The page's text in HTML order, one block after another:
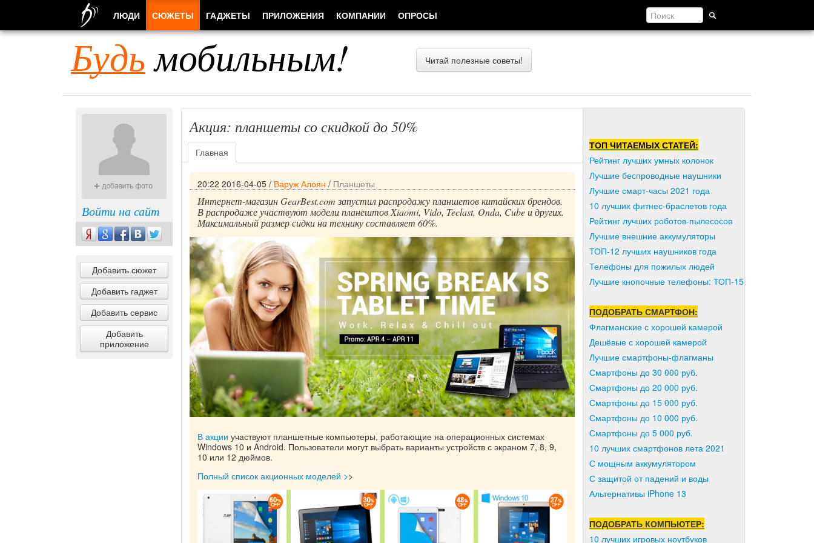
Будьмобильным! Читай полезные советы!
Войти на сайт
Добавить сюжет
Добавить гаджет
Добавить сервис
Добавить
приложение
Акция: планшеты со скидкой до 50%
Главная
20:22 2016-04-05 / Варуж Алоян / Планшеты
Интернет-магазин GearBest.com запустил распродажу планшетов китайских брендов.
В распродаже участвуют модели планештов Xiaomi, Vido, Teclast, Onda, Cube и других.
Максимальный размер сидки на технику составляет 60%.
В акции участвуют планшетные компьютеры, работающие на операционных системах
Windows 10 и Android. Пользователи могут выбрать варианты устройств с экраном 7, 8, 9,
10 или 12 дюймов.
Полный список акционных моделей >>
ТОП ЧИТАЕМЫХ СТАТЕЙ:
Рейтинг лучших умных колонок
Лучшие беспроводные наушники
Лучшие смарт-часы 2021 года
10 лучших фитнес-браслетов года
Рейтинг лучших роботов-пылесосов
Лучшие внешние аккумуляторы
ТОП-12 лучших наушников года
Телефоны для пожилых людей
Лучшие кнопочные телефоны: ТОП-15
ПОДОБРАТЬ СМАРТФОН:
Флагманские с хорошей камерой
Дешёвые с хорошей камерой
Лучшие смартфоны-флагманы
Смартфоны до 30 000 руб.
Смартфоны до 20 000 руб.
Смартфоны до 15 000 руб.
Смартфоны до 10 000 руб.
Смартфоны до 5 000 руб.
10 лучших смартфонов лета 2021
С мощным аккумулятором
С защитой от падений и воды
Альтернативы iPhone 13
ПОДОБРАТЬ КОМПЬЮТЕР:
10 лучших игровых ноутбуков
ЛЮДИ СЮЖЕТЫ ГАДЖЕТЫ ПРИЛОЖЕНИЯ КОМПАНИИ ОПРОСЫ